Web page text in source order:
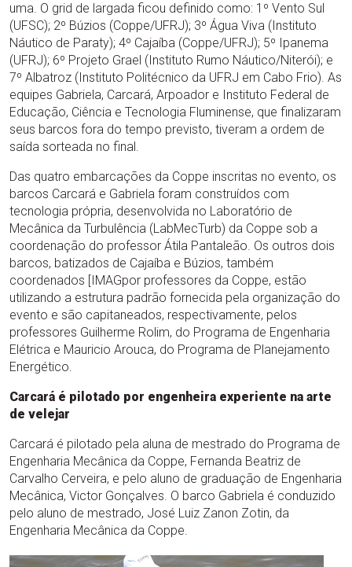
uma. O grid de largada ficou definido como: 1º Vento Sul
(UFSC); 2º Búzios (Coppe/UFRJ); 3º Água Viva (Instituto
Náutico de Paraty); 4º Cajaíba (Coppe/UFRJ); 5º Ipanema
(UFRJ); 6º Projeto Grael (Instituto Rumo Náutico/Niterói); e
7º Albatroz (Instituto Politécnico da UFRJ em Cabo Frio). As
equipes Gabriela, Carcará, Arpoador e Instituto Federal de
Educação, Ciência e Tecnologia Fluminense, que finalizaram
seus barcos fora do tempo previsto, tiveram a ordem de
saída sorteada no final.
Das quatro embarcações da Coppe inscritas no evento, os
barcos Carcará e Gabriela foram construídos com
tecnologia própria, desenvolvida no Laboratório de
Mecânica da Turbulência (LabMecTurb) da Coppe sob a
coordenação do professor Átila Pantaleão. Os outros dois
barcos, batizados de Cajaíba e Búzios, também
coordenados [IMAGpor professores da Coppe, estão
utilizando a estrutura padrão fornecida pela organização do
evento e são capitaneados, respectivamente, pelos
professores Guilherme Rolim, do Programa de Engenharia
Elétrica e Mauricio Arouca, do Programa de Planejamento
Energético.
Carcará é pilotado por engenheira experiente na arte
de velejar
Carcará é pilotado pela aluna de mestrado do Programa de
Engenharia Mecânica da Coppe, Fernanda Beatriz de
Carvalho Cerveira, e pelo aluno de graduação de Engenharia
Mecânica, Victor Gonçalves. O barco Gabriela é conduzido
pelo aluno de mestrado, José Luiz Zanon Zotin, da
Engenharia Mecânica da Coppe.